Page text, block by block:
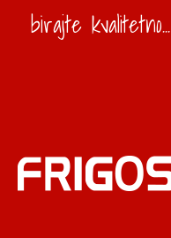
birajte kvalitetno...